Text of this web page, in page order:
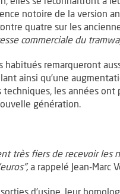
notoire de la version
quatre sur les
commerciale du
habitués remarqueront
ainsi qu’une
techniques, les années
génération.
très fiers de recevoir les
a rappelé Jean-Marc
d’usine, leur